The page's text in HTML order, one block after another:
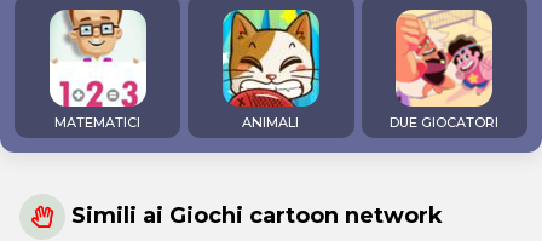
MATEMATICI ANIMALI DUE GIOCATORI
Simili ai Giochi cartoon network